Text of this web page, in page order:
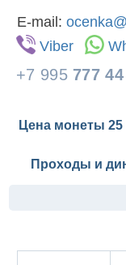
E-mail:
Viber
+7 995 777
Цена монеты 25
Проходы и